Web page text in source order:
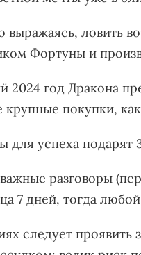
выражаясь, ловить
Фортуны и
год Дракона
крупные покупки,
успеха подарят
разговоры
7 дней, тогда
следует проявить